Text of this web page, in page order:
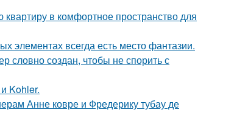
в комфортное пространство для
элементах всегда есть место фантазии.
словно создан, чтобы не спорить с
Kohler.
Анне ковре и Фредерику тубау де